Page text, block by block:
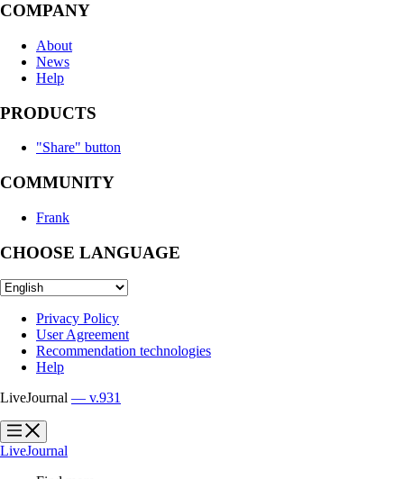
COMPANY
About
News
Help
PRODUCTS
"Share" button
COMMUNITY
Frank
CHOOSE LANGUAGE
Privacy Policy
User Agreement
Recommendation technologies
Help
LiveJournal — v.931
?
?
LiveJournal